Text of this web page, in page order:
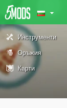
Инструменти
Оръжия
Карти